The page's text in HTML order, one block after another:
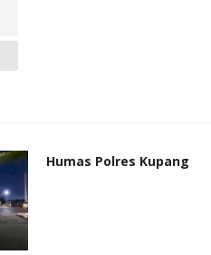
Humas Polres Kupang